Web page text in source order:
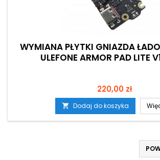
WYMIANA PŁYTKI GNIAZDA
ULEFONE ARMOR PAD LITE
Cena
220,00 zł
 Dodaj do koszyka